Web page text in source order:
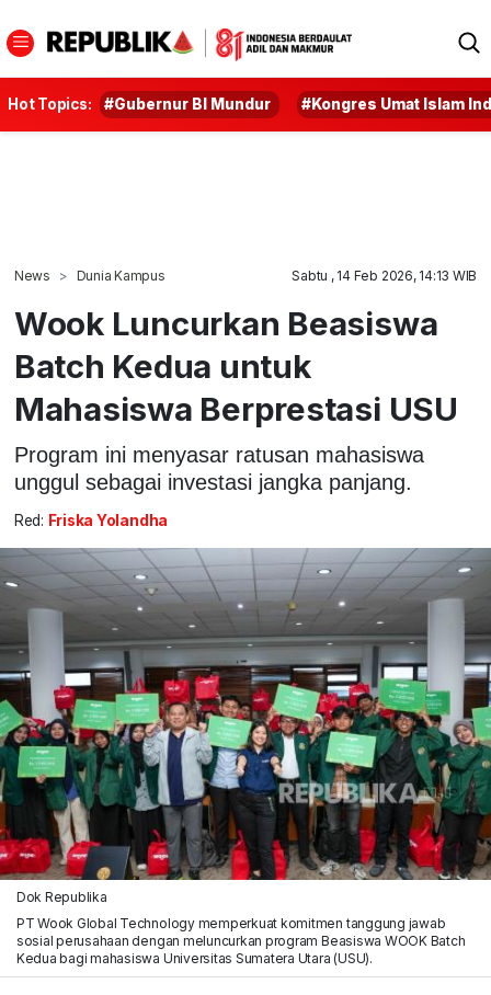
Hot Topics: #Gubernur BI Mundur #Kongres Umat Islam
News Dunia Kampus Sabtu , 14 Feb 2026, 14:13 WIB
Wook Luncurkan Beasiswa
Batch Kedua untuk
Mahasiswa Berprestasi USU
Program ini menyasar ratusan mahasiswa
unggul sebagai investasi jangka panjang.
Red: Friska Yolandha
Dok Republika
PT Wook Global Technology memperkuat komitmen tanggung jawab
sosial perusahaan dengan meluncurkan program Beasiswa WOOK Batch
Kedua bagi mahasiswa Universitas Sumatera Utara (USU).